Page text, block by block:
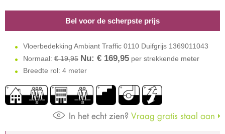
Bel voor de scherpste prijs
Vloerbedekking Ambiant Traffic 0110 Duifgrijs 1369011043
Normaal: € 19,95 Nu: € 169,95 per strekkende meter
Breedte rol: 4 meter
In het echt zien? Vraag gratis staal aan